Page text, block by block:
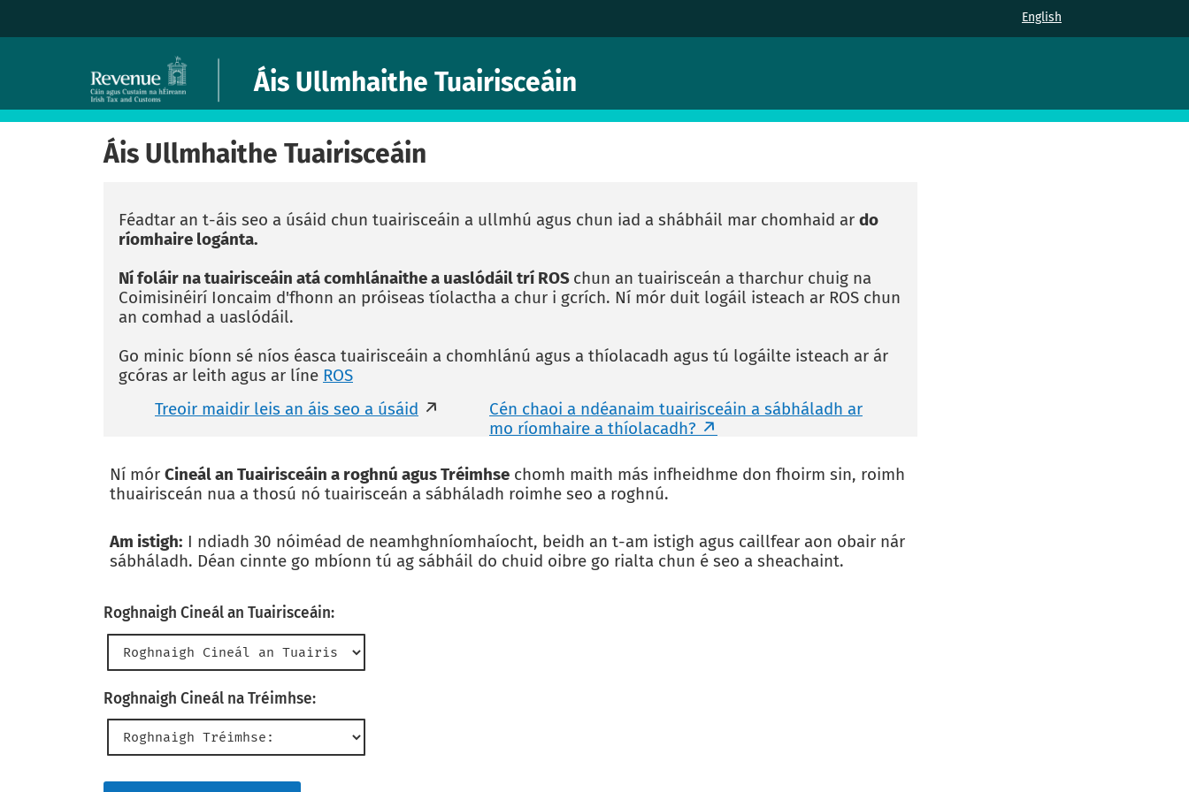
English
Áis Ullmhaithe Tuairisceáin
Áis Ullmhaithe Tuairisceáin
Féadtar an t-áis seo a úsáid chun tuairisceáin a ullmhú agus chun iad a shábháil mar chomhaid ar do
ríomhaire logánta.
Ní foláir na tuairisceáin atá comhlánaithe a uaslódáil trí ROS chun an tuairisceán a tharchur chuig na
Coimisinéirí Ioncaim d'fhonn an próiseas tíolactha a chur i gcrích. Ní mór duit logáil isteach ar ROS chun
an comhad a uaslódáil.
Go minic bíonn sé níos éasca tuairisceáin a chomhlánú agus a thíolacadh agus tú logáilte isteach ar ár
gcóras ar leith agus ar líne ROS
Treoir maidir leis an áis seo a úsáid
Cén chaoi a ndéanaim tuairisceáin a sábháladh ar
mo ríomhaire a thíolacadh?
Ní mór Cineál an Tuairisceáin a roghnú agus Tréimhse chomh maith más infheidhme don fhoirm sin, roimh
thuairisceán nua a thosú nó tuairisceán a sábháladh roimhe seo a roghnú.
Am istigh: I ndiadh 30 nóiméad de neamhghníomhaíocht, beidh an t-am istigh agus caillfear aon obair nár
sábháladh. Déan cinnte go mbíonn tú ag sábháil do chuid oibre go rialta chun é seo a sheachaint.
Roghnaigh Cineál an Tuairisceáin:
Roghnaigh Cineál na Tréimhse: